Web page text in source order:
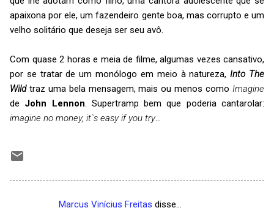
apaixona por ele, um fazendeiro gente boa, mas corrupto e um
velho solitário que deseja ser seu avô.
Com quase 2 horas e meia de filme, algumas vezes cansativo,
por se tratar de um monólogo em meio à natureza,Into The
Wildtraz uma bela mensagem, mais ou menos como Imagine
de John Lennon. Supertramp bem que poderia cantarolar:
imagine no money, it`s easy if you try…
Marcus Vinícius Freitas disse…